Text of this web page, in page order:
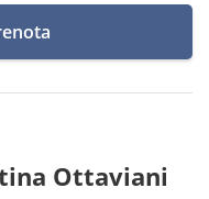
Ottaviani